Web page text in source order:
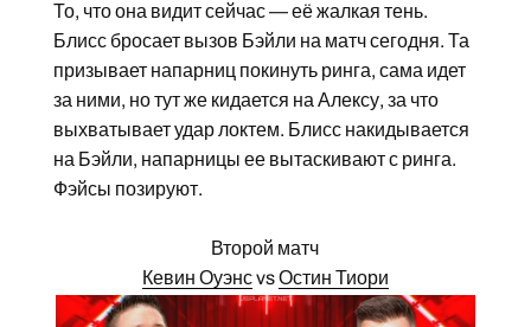
То, что она видит сейчас — её жалкая тень.
Блисс бросает вызов Бэйли на матч сегодня. Та
призывает напарниц покинуть ринга, сама идет
за ними, но тут же кидается на Алексу, за что
выхватывает удар локтем. Блисс накидывается
на Бэйли, напарницы ее вытаскивают с ринга.
Фэйсы позируют.
Второй матч
Кевин ОуэнсvsОстин Тиори